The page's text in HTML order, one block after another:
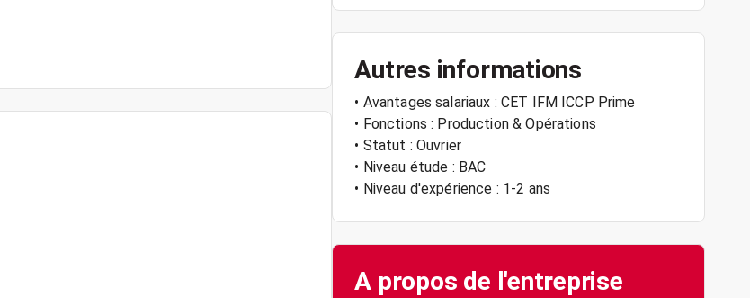
Autres informations
• Avantages salariaux : CET IFM ICCP Prime
• Fonctions : Production & Opérations
• Statut : Ouvrier
• Niveau étude : BAC
• Niveau d'expérience : 1-2 ans
A propos de l'entreprise